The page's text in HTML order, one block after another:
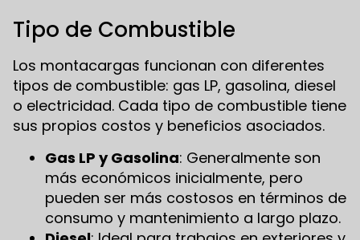
Tipo de Combustible
Los montacargas funcionan con diferentes
tipos de combustible: gas LP, gasolina, diesel
o electricidad. Cada tipo de combustible tiene
sus propios costos y beneficios asociados.
Gas LP y Gasolina: Generalmente son
más económicos inicialmente, pero
pueden ser más costosos en términos de
consumo y mantenimiento a largo plazo.